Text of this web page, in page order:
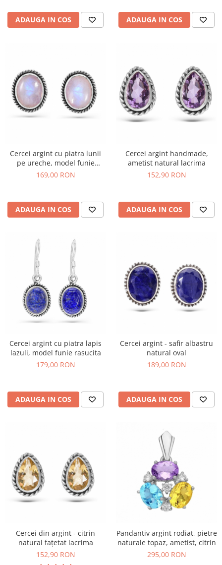
ADAUGA IN COS ADAUGA IN COS
Cercei argint cu piatra lunii
pe ureche, model funie
rasucita
169,00 RON
ADAUGA IN COS
Cercei argint handmade,
ametist natural lacrima
152,90 RON
ADAUGA IN COS
Cercei argint cu piatra lapis
lazuli, model funie rasucita
179,00 RON
ADAUGA IN COS
Cercei argint - safir albastru
natural oval
189,00 RON
ADAUGA IN COS
Cercei din argint - citrin
natural fațetat lacrima
152,90 RON
Pandantiv argint rodiat, pietre
naturale topaz, ametist, citrin
295,00 RON